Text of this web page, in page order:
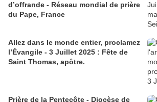
d’offrande - Réseau mondial de prière
du Pape, France
Allez dans le monde entier, proclamez
l’Évangile - 3 Juillet 2025 : Fête de
Saint Thomas, apôtre.
Prière de la Pentecôte - Diocèse de